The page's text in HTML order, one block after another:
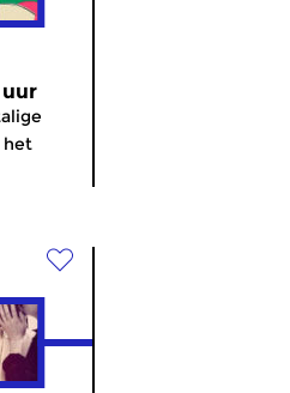
uur
het